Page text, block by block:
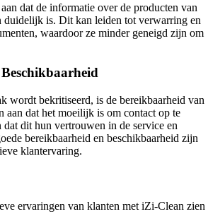
dat de informatie over de producten van
is. Dit kan leiden tot verwarring en
waardoor ze minder geneigd zijn om
wordt bekritiseerd, is de bereikbaarheid van
aan dat het moeilijk is om contact op te
dat dit hun vertrouwen in de service en
bereikbaarheid en beschikbaarheid zijn
klantervaring.
ervaringen van klanten met iZi-Clean zien